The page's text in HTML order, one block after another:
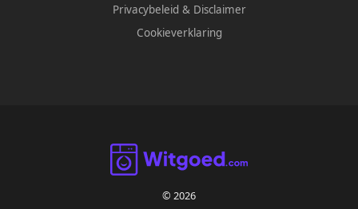
Privacybeleid & Disclaimer
Cookieverklaring
© 2026